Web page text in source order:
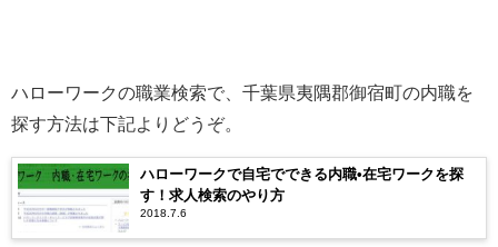
ハローワークの職業検索で、千葉県夷隅郡御宿町の内職を
探す方法は下記よりどうぞ。
ハローワークで自宅でできる内職•在宅ワークを探
す！求人検索のやり方
2018.7.6